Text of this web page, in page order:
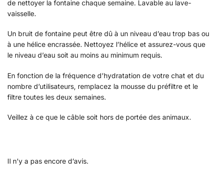
de nettoyer la fontaine chaque semaine. Lavable au lave-
vaisselle.
Un bruit de fontaine peut être dû à un niveau d’eau trop bas ou
à une hélice encrassée. Nettoyez l’hélice et assurez-vous que
le niveau d’eau soit au moins au minimum requis.
En fonction de la fréquence d’hydratation de votre chat et du
nombre d’utilisateurs, remplacez la mousse du préfiltre et le
filtre toutes les deux semaines.
Veillez à ce que le câble soit hors de portée des animaux.
Il n’y a pas encore d’avis.